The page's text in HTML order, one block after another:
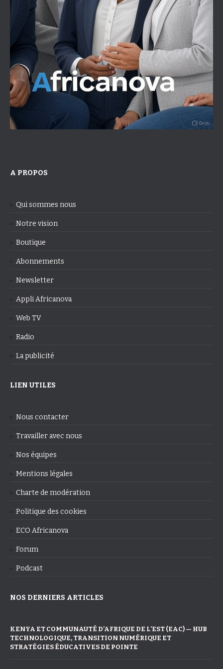
A PROPOS
Qui sommes nous
Notre vision
Boutique
Abonnements
Newsletter
Appli Africanova
Web TV
Radio
La publicité
LIEN UTILES
Nous contacter
Travailler avec nous
Nos équipes
Mentions légales
Charte de modération
Politique des cookies
ECO Africanova
Forum
Podcast
NOS DERNIERS ARTICLES
KENYA ET COMMUNAUTÉ D’AFRIQUE DE L’EST (EAC) — HUB
TECHNOLOGIQUE, TRANSITION NUMÉRIQUE ET
STRATÉGIES ÉDUCATIVES DE POINTE